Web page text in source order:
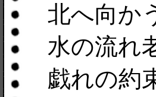
北へ向か
水の流れ
戯れの約